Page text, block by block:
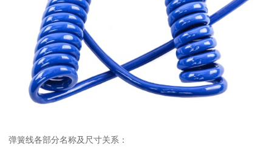
弹簧线各部分名称及尺寸关系：